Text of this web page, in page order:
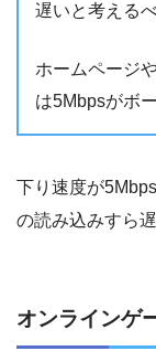
遅いと考える
ホームページ
は5Mbpsがボ
下り速度が
の読み込みすら
オンラインゲ